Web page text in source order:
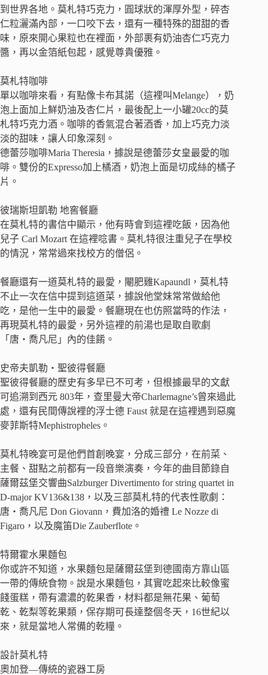
到世界各地。莫札特巧克力，圓球狀的渾厚外型，碎杏
仁粒灑滿內部，一口咬下去，還有一種特殊的甜甜的香
味，原來開心果粒也在裡面，外部裹有奶油杏仁巧克力
醬，再以金箔紙包起，感覺尊貴優雅。
莫札特咖啡
單以咖啡來看，有點像卡布其諾（這裡叫Melange），奶
泡上面加上鮮奶油及杏仁片，最後配上一小罐20cc的莫
札特巧克力酒。咖啡的香氣混合著酒香，加上巧克力淡
淡的甜味，讓人印象深刻。
德蕾莎咖啡Maria Theresia，據說是德蕾莎女皇最愛的咖
啡。雙份的Expresso加上橘酒，奶泡上面是切成絲的橘子
片。
彼瑞斯坦凱勒 地窖餐廳
在莫札特的書信中顯示，他有時會到這裡吃飯，因為他
兒子 Carl Mozart 在這裡唸書。莫札特很注重兒子在學校
的情況，常常過來找校方的僧侶。
餐廳還有一道莫札特的最愛，閹肥雞Kapaundl，莫札特
不止一次在信中提到這道菜，據說他堂妹常常做給他
吃，是他一生中的最愛。餐廳現在也仿照當時的作法，
再現莫札特的最愛，另外這裡的前湯也是取自歌劇
「唐‧喬凡尼」內的佳餚。
史帝夫凱勒‧聖彼得餐廳
聖彼得餐廳的歷史有多早已不可考，但根據最早的文獻
可追溯到西元 803年，查里曼大帝Charlemagne’s曾來過此
處，還有民間傳說裡的浮士德 Faust 就是在這裡遇到惡魔
麥菲斯特Mephistropheles。
莫札特晚宴可是他們首創晚宴，分成三部分，在前菜、
主餐、甜點之前都有一段音樂演奏，今年的曲目節錄自
薩爾茲堡交響曲Salzburger Divertimento for string quartet in
D-major KV136&138，以及三部莫札特的代表性歌劇：
唐‧喬凡尼 Don Giovann，費加洛的婚禮 Le Nozze di
Figaro，以及魔笛Die Zauberflote。
特爾霍水果麵包
你或許不知道，水果麵包是薩爾茲堡到德國南方靠山區
一帶的傳統食物。說是水果麵包，其實吃起來比較像蜜
餞蛋糕，帶有濃濃的乾果香，材料都是無花果、葡萄
乾、乾梨等乾果類，保存期可長達整個冬天，16世紀以
來，就是當地人常備的乾糧。
設計莫札特
奧加登—傳統的瓷器工房